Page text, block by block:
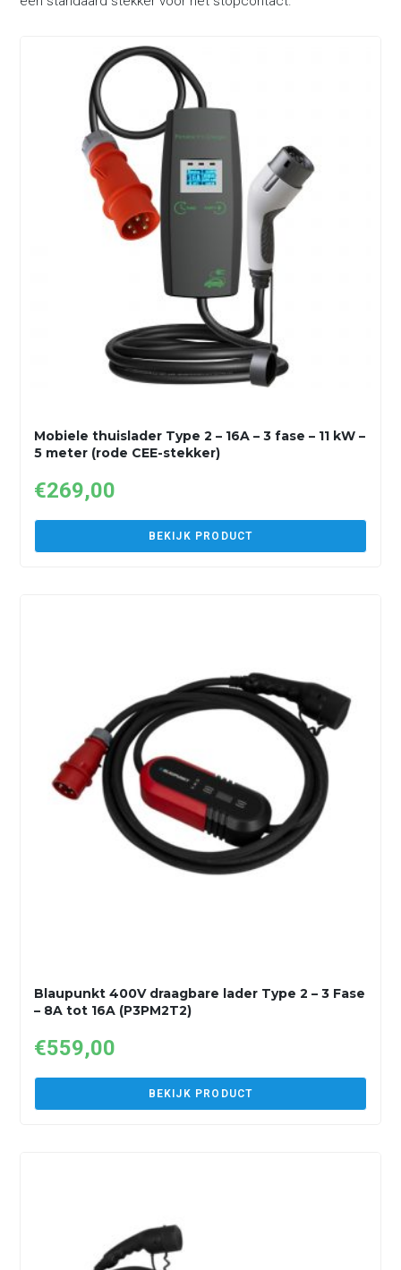
Mobiele thuislader Type 2 – 16A – 3 fase – 11 kW –
5 meter (rode CEE-stekker)
€269,00
BEKIJK PRODUCT
Blaupunkt 400V draagbare lader Type 2 – 3 Fase
– 8A tot 16A (P3PM2T2)
€559,00
BEKIJK PRODUCT